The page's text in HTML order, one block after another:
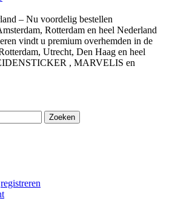
– Nu voordelig bestellen
Rotterdam en heel Nederland
vindt u premium overhemden in de
Utrecht, Den Haag en heel
, MARVELIS en
Zoeken
registreren